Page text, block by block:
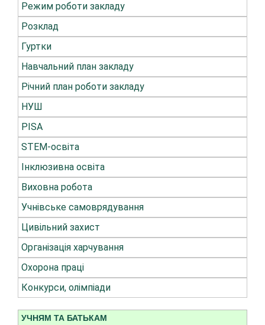
Режим роботи закладу
Розклад
Гуртки
Навчальний план закладу
Річний план роботи закладу
НУШ
PISA
STEM-освіта
Інклюзивна освіта
Виховна робота
Учнівське самоврядування
Цивільний захист
Організація харчування
Охорона праці
Конкурси, олімпіади
УЧНЯМ ТА БАТЬКАМ